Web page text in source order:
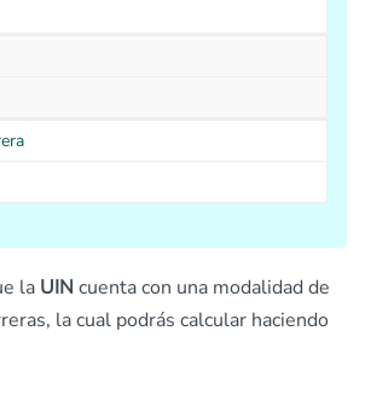
la UIN cuenta con una modalidad de
la cual podrás calcular haciendo